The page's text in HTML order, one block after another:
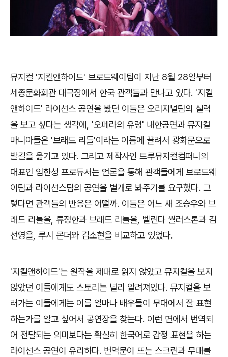
뮤지컬 '지킬앤하이드' 브로드웨이팀이 지난 8월 28일부터
세종문화회관 대극장에서 한국 관객들과 만나고 있다. '지킬
앤하이드' 라이선스 공연을 봤던 이들은 오리지널팀의 실력
을 보고 싶다는 생각에, '오페라의 유령' 내한공연과 뮤지컬
마니아들은 '브래드 리틀'이라는 이름에 끌려서 광화문으로
발길을 옮기고 있다. 그리고 제작사인 트루뮤지컬컴퍼니의
대표인 임한성 프로듀서는 언론을 통해 관객들에게 브로드웨
이팀과 라이선스팀의 공연을 별개로 봐주기를 요구했다. 그
렇다면 관객들의 반응은 어떨까. 이들은 어느 새 조승우와 브
래드 리틀을, 류정한과 브래드 리틀을, 벨린다 월러스톤과 김
선영을, 루시 몬더와 김소현을 비교하고 있었다.
'지킬앤하이드'는 원작을 제대로 읽지 않았고 뮤지컬을 보지
않았던 이들에게도 스토리는 널리 알려져있다. 뮤지컬을 보
러가는 이들에게는 이를 얼마나 배우들이 무대에서 잘 표현
하는가를 알고 싶어서 공연장을 찾는다. 이런 면에서 번역되
어 전달되는 의미보다는 확실히 한국어로 감정 표현을 하는
라이선스 공연이 유리하다. 번역문이 뜨는 스크린과 무대를